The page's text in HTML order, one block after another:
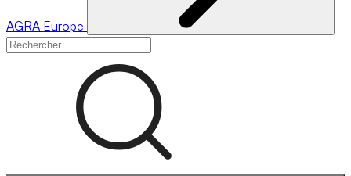
AGRA Europe